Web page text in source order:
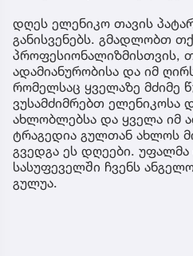
დღეს ელენიკო თავის
განისვენებს. გმადლობთ
პროფესიონალიზმისთვის,
ადამიანურობისა და იმ
რომელსაც ყველაზე მძიმე
ვუსამძიმრებთ ელენიკოსა
ახლობლებსა და ყველა იმ
ტრაგედია გულთან ახლოს
გვედგა ეს დღეები.
სასუფეველში ჩვენს
გულუა.